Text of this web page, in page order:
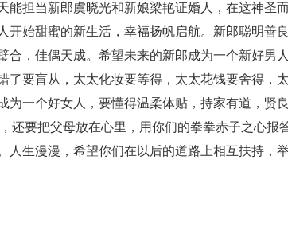
能担当新郎虞晓光和新娘梁艳证婚人，在这神圣
开始甜蜜的新生活，幸福扬帆启航。新郎聪明善
合，佳偶天成。希望未来的新郎成为一个新好男
了要盲从，太太化妆要等得，太太花钱要舍得，
为一个好女人，要懂得温柔体贴，持家有道，贤
还要把父母放在心里，用你们的拳拳赤子之心报
人生漫漫，希望你们在以后的道路上相互扶持，